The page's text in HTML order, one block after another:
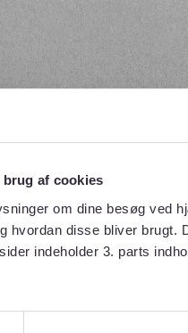
af cookies
om dine besøg ved
hvordan disse bliver
indeholder 3. parts